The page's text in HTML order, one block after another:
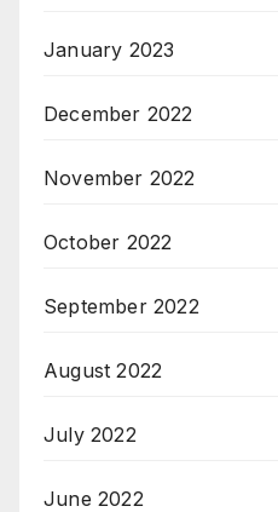
January 2023
December 2022
November 2022
October 2022
September 2022
August 2022
July 2022
June 2022